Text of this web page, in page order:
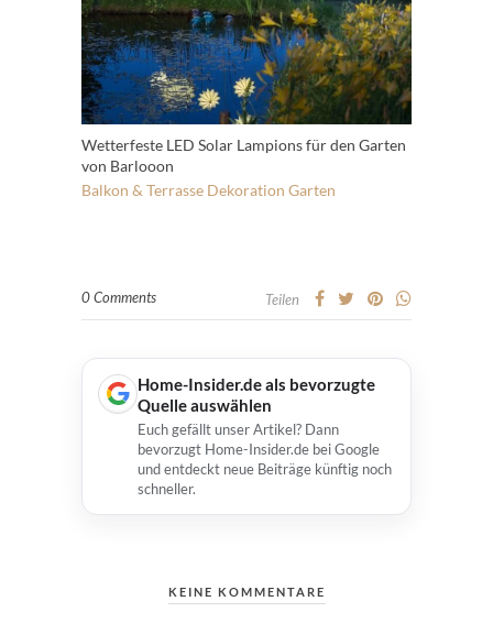
Wetterfeste LED Solar Lampions für den Garten
von Barlooon
Balkon & Terrasse Dekoration Garten
0 Comments Teilen
Home-Insider.de als bevorzugte
Quelle auswählen
Euch gefällt unser Artikel? Dann
bevorzugt Home-Insider.de bei Google
und entdeckt neue Beiträge künftig noch
schneller.
KEINE KOMMENTARE